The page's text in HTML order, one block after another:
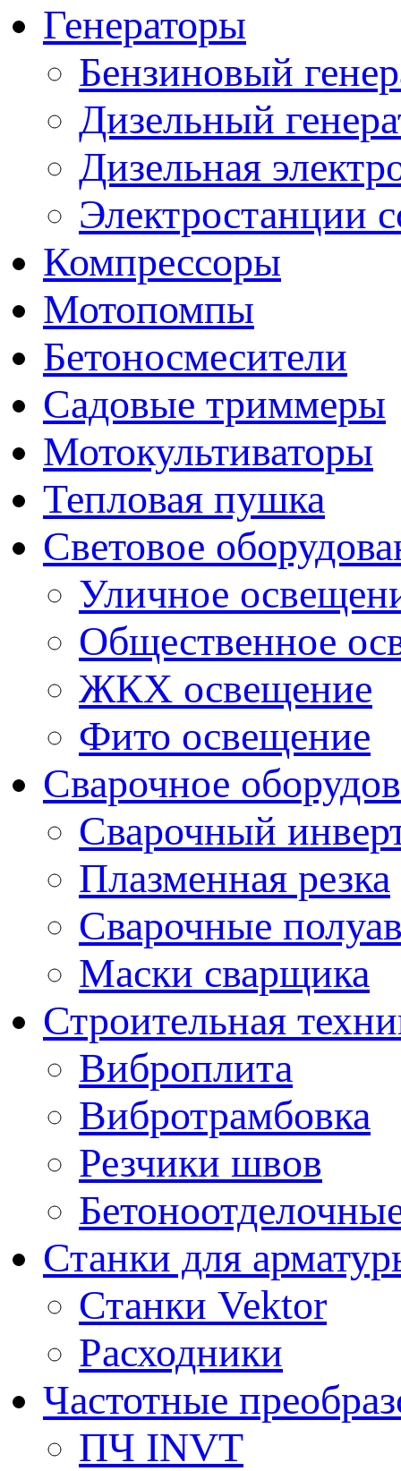
Генераторы
Бензиновый
Дизельный
Дизельная
Электростанции
Компрессоры
Мотопомпы
Бетоносмесители
Садовые триммеры
Мотокультиваторы
Тепловая пушка
Световое
Уличное
Общественное
ЖКХ освещение
Фито освещение
Сварочное
Сварочный
Плазменная резка
Сварочные
Маски сварщика
Строительная
Виброплита
Вибротрамбовка
Резчики швов
Станки для
Станки Vektor
Расходники
Частотные
ПЧ INVT